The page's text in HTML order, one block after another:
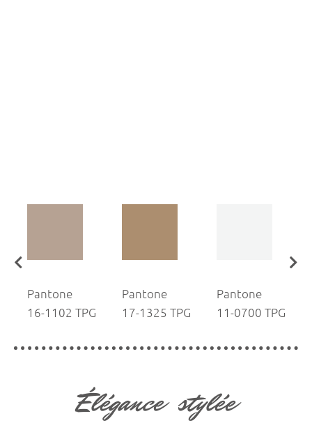
Pantone
16-1102 TPG
Pantone
17-1325 TPG
Pantone
11-0700 TPG
Élégance stylée